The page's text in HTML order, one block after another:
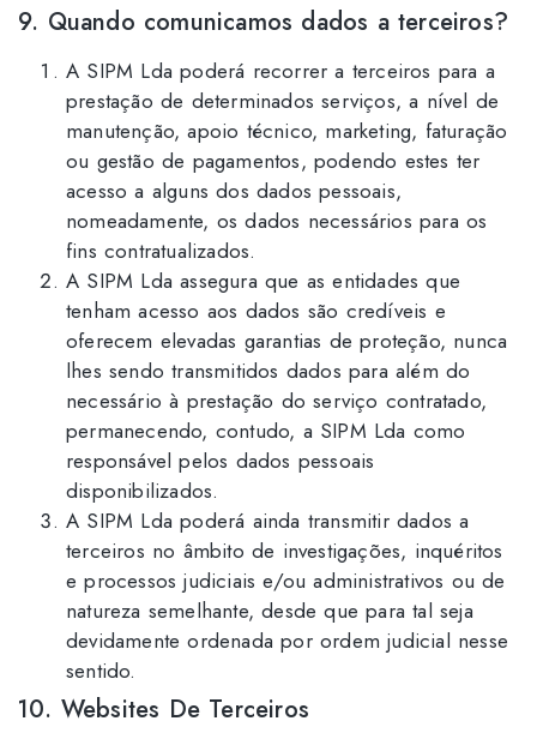
9. Quando comunicamos dados a terceiros?
A SIPM Lda poderá recorrer a terceiros para a
prestação de determinados serviços, a nível de
manutenção, apoio técnico, marketing, faturação
ou gestão de pagamentos, podendo estes ter
acesso a alguns dos dados pessoais,
nomeadamente, os dados necessários para os
fins contratualizados.
A SIPM Lda assegura que as entidades que
tenham acesso aos dados são credíveis e
oferecem elevadas garantias de proteção, nunca
lhes sendo transmitidos dados para além do
necessário à prestação do serviço contratado,
permanecendo, contudo, a SIPM Lda como
responsável pelos dados pessoais
disponibilizados.
A SIPM Lda poderá ainda transmitir dados a
terceiros no âmbito de investigações, inquéritos
e processos judiciais e/ou administrativos ou de
natureza semelhante, desde que para tal seja
devidamente ordenada por ordem judicial nesse
sentido.
10. Websites De Terceiros